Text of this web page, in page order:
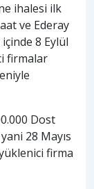
ihalesi ilk
ve Ederay
içinde 8 Eylül
firmalar
Dost
28 Mayıs
firma